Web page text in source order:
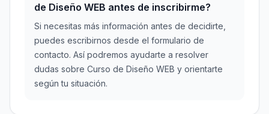
de Diseño WEB antes de inscribirme?
Si necesitas más información antes de decidirte,
puedes escribirnos desde el formulario de
contacto. Así podremos ayudarte a resolver
dudas sobre Curso de Diseño WEB y orientarte
según tu situación.